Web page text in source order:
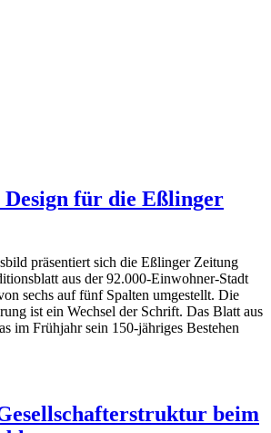
Design für die Eßlinger
präsentiert sich die Eßlinger Zeitung
aus der 92.000-Einwohner-Stadt
sechs auf fünf Spalten umgestellt. Die
ist ein Wechsel der Schrift. Das Blatt aus
im Frühjahr sein 150-jähriges Bestehen
beim